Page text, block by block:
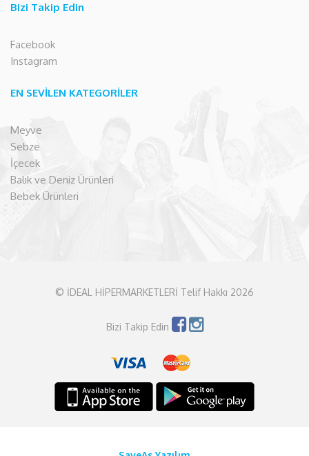
Bizi Takip Edin
Facebook
Instagram
EN SEVİLEN KATEGORİLER
Meyve
Sebze
İçecek
Balık ve Deniz Ürünleri
Bebek Ürünleri
© İDEAL HİPERMARKETLERİ Telif Hakkı 2026
Bizi Takip Edin